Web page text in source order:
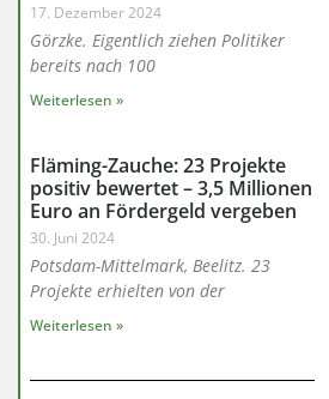
17. Dezember 2024
Görzke. Eigentlich ziehen Politiker
bereits nach 100
Weiterlesen »
Fläming-Zauche: 23 Projekte
positiv bewertet – 3,5 Millionen
Euro an Fördergeld vergeben
30. Juni 2024
Potsdam-Mittelmark, Beelitz. 23
Projekte erhielten von der
Weiterlesen »